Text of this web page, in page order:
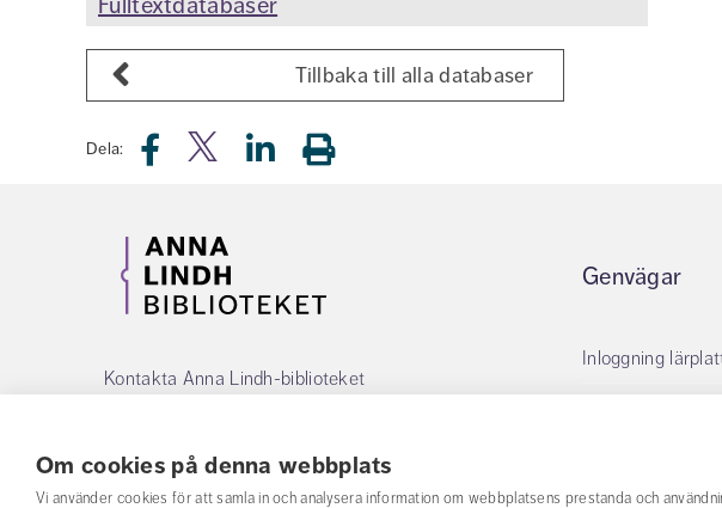
Om cookies på denna webbplats
Vi använder cookies för att samla in och analysera information om webbplatsens prestanda och
Tillbaka till alla databaser
Dela:
Kontakta Anna Lindh-biblioteket
alb@fhs.se
Genvägar
Inloggning